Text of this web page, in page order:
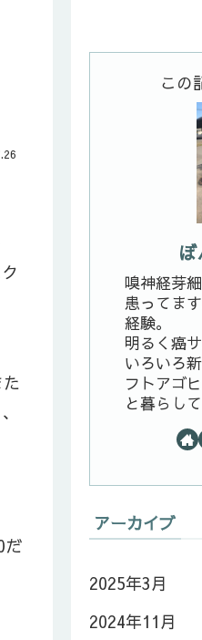
だ
この
嗅神経芽
患ってま
経験。
明るく癌
いろいろ
フトアゴ
と暮らして
アーカイブ
2025年3月
2024年11月